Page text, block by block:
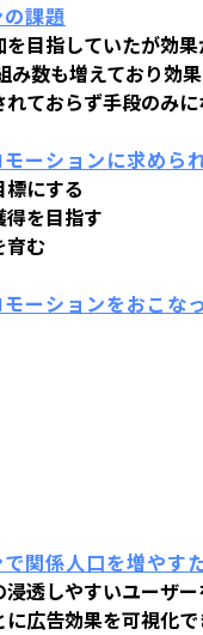
課題
目指していたが効
数も増えており効
ておらず手段のみに
ーションに求めら
にする
を目指す
育む
ーションをおこな
関係人口を増やす
透しやすいユーザ
広告効果を可視化で